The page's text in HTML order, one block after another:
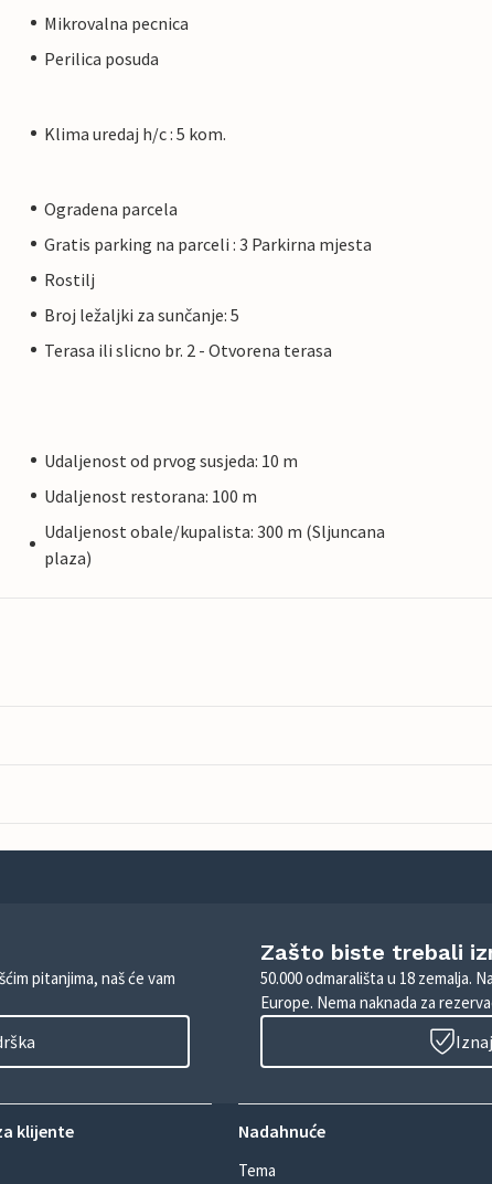
Mikrovalna pecnica
Perilica posuda
Klima uredaj h/c : 5 kom.
Ogradena parcela
Gratis parking na parceli : 3 Parkirna mjesta
Rostilj
Broj ležaljki za sunčanje: 5
Terasa ili slicno br. 2 - Otvorena terasa
Udaljenost od prvog susjeda: 10 m
Udaljenost restorana: 100 m
Udaljenost obale/kupalista: 300 m (Sljuncana
plaza)
pitanjima, naš će vam
Zašto biste trebali
50.000 odmarališta u 18 zemalja.
Europe. Nema naknada za
klijente Nadahnuće
Tema